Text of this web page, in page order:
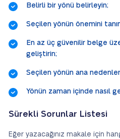
Belirli bir yönü belirleyin;
Seçilen yönün önemini
En az üç güvenilir belge
geliştirin;
Seçilen yönün ana
Yönün zaman içinde nasıl
Sürekli Sorunlar Listesi
Eğer yazacağınız makale için